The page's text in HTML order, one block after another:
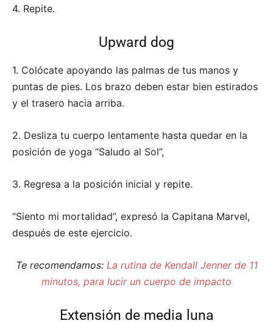
4. Repite.
Upward dog
1. Colócate apoyando las palmas de tus manos y
puntas de pies. Los brazo deben estar bien estirados
y el trasero hacia arriba.
2. Desliza tu cuerpo lentamente hasta quedar en la
posición de yoga “Saludo al Sol”,
3. Regresa a la posición inicial y repite.
“Siento mi mortalidad”, expresó la Capitana Marvel,
después de este ejercicio.
Te recomendamos: La rutina de Kendall Jenner de 11
minutos, para lucir un cuerpo de impacto
Extensión de media luna